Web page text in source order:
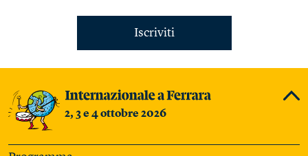
Iscriviti
2, 3 e 4 ottobre 2026